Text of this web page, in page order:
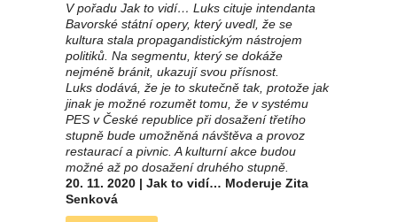
V pořadu Jak to vidí… Luks cituje intendanta
Bavorské státní opery, který uvedl, že se
kultura stala propagandistickým nástrojem
politiků. Na segmentu, který se dokáže
nejméně bránit, ukazují svou přísnost.
Luks dodává, že je to skutečně tak, protože jak
jinak je možné rozumět tomu, že v systému
PES v České republice při dosažení třetího
stupně bude umožněná návštěva a provoz
restaurací a pivnic. A kulturní akce budou
možné až po dosažení druhého stupně.
20. 11. 2020 | Jak to vidí… Moderuje Zita
Senková